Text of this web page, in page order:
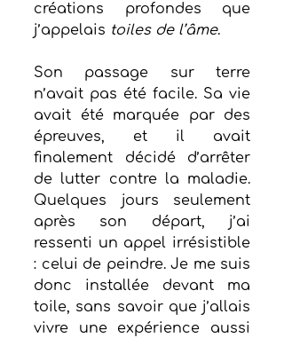
créations profondes que
j’appelais toiles de l’âme.
Son passage sur terre
n’avait pas été facile. Sa vie
avait été marquée par des
épreuves, et il avait
finalement décidé d’arrêter
de lutter contre la maladie.
Quelques jours seulement
après son départ, j’ai
ressenti un appel irrésistible
: celui de peindre. Je me suis
donc installée devant ma
toile, sans savoir que j’allais
vivre une expérience aussi